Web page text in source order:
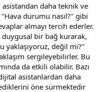
daha teknik ve
durumu nasıl?" gibi
almayı tercih ederler.
duygusal bir bağ kurarak,
yaklaşıyoruz, değil mi?"
sergileyebilirler. Bu
da etkili olabilir. Bazı
asistanlardan daha
öne sürmektedir